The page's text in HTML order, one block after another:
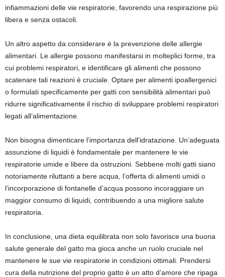
infiammazioni delle vie respiratorie, favorendo una respirazione più
libera e senza ostacoli.
Un altro aspetto da considerare è la prevenzione delle allergie
alimentari. Le allergie possono manifestarsi in molteplici forme, tra
cui problemi respiratori, e identificare gli alimenti che possono
scatenare tali reazioni è cruciale. Optare per alimenti ipoallergenici
o formulati specificamente per gatti con sensibilità alimentari può
ridurre significativamente il rischio di sviluppare problemi respiratori
legati all’alimentazione.
Non bisogna dimenticare l’importanza dell’idratazione. Un’adeguata
assunzione di liquidi è fondamentale per mantenere le vie
respiratorie umide e libere da ostruzioni. Sebbene molti gatti siano
notoriamente riluttanti a bere acqua, l’offerta di alimenti umidi o
l’incorporazione di fontanelle d’acqua possono incoraggiare un
maggior consumo di liquidi, contribuendo a una migliore salute
respiratoria.
In conclusione, una dieta equilibrata non solo favorisce una buona
salute generale del gatto ma gioca anche un ruolo cruciale nel
mantenere le sue vie respiratorie in condizioni ottimali. Prendersi
cura della nutrizione del proprio gatto è un atto d’amore che ripaga